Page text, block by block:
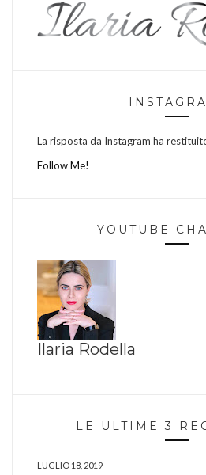
La risposta da Instagram ha
Follow Me!
YOUTUBE
Ilaria Rodella
LE ULTIME 3
LUGLIO 18, 2019